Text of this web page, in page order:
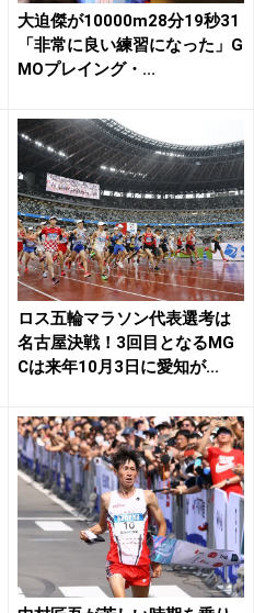
大迫傑が10000m28分19秒31
「非常に良い練習になった」G
MOプレイング・...
ロス五輪マラソン代表選考は
名古屋決戦！3回目となるMG
Cは来年10月3日に愛知が...